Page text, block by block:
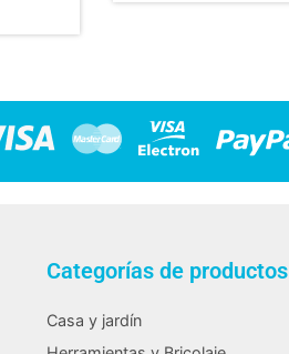
Categorías de productos
Casa y jardín